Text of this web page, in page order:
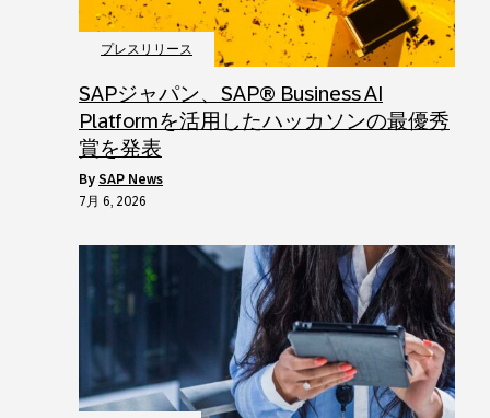
プレスリリース
SAPジャパン、SAP® Business AI
Platformを活用したハッカソンの最優秀
賞を発表
by SAP News
7月 6, 2026